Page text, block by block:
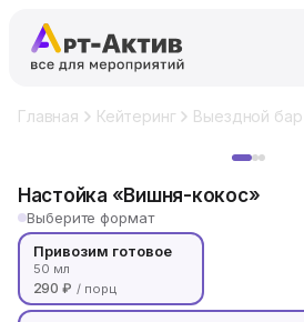
Главная Кейтеринг Выездной бар
Настойка «Вишня-кокос»
Выберите формат
Привозим готовое
50 мл
290 ₽ / порц